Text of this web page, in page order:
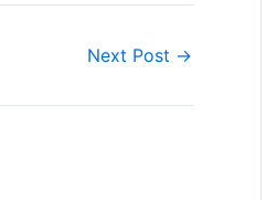
Next Post →